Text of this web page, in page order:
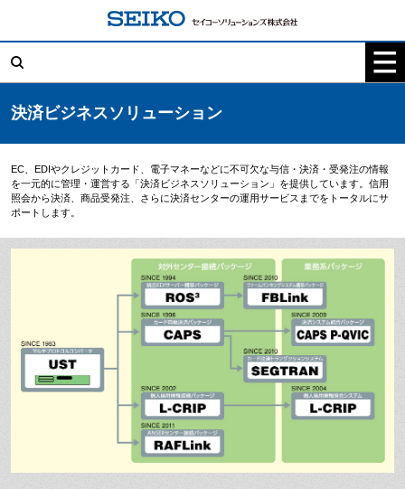
索:
決済ビジネスソリューション
EC、EDIやクレジットカード、電子マネーなどに不可欠な与信・決済・受発注の情報
を一元的に管理・運営する「決済ビジネスソリューション」を提供しています。信用
照会から決済、商品受発注、さらに決済センターの運用サービスまでをトータルにサ
ポートします。